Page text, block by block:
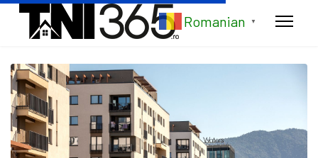
Romanian ▼